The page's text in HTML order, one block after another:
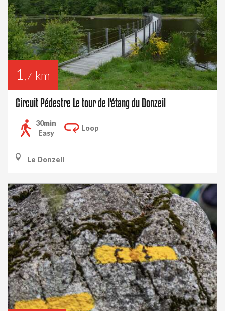
1 ,7 km
Circuit Pédestre Le tour de l'étang du Donzeil
30min
Easy
Loop
Le Donzeil